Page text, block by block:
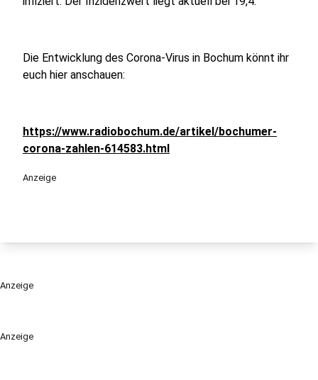
Anzeige
Die Entwicklung des Corona-Virus in Bochum könnt ihr
euch hier anschauen:
https://www.radiobochum.de/artikel/bochumer-
corona-zahlen-614583.html
Anzeige
Anzeige